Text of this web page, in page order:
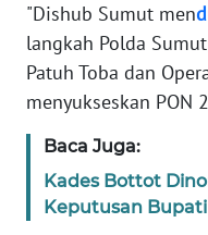
"Dishub Sumut men
langkah Polda
Patuh Toba dan
menyukseskan PON
Baca Juga:
Kades Bottot
Keputusan
WN
SUMUT
WN
JAKARTA
WN
JABAR